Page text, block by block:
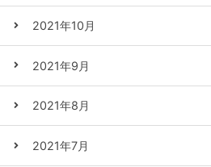
2021年10月
2021年9月
2021年8月
2021年7月